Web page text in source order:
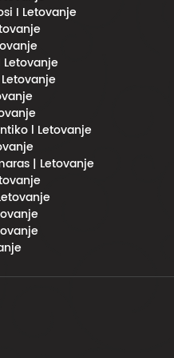
I Letovanje
l Letovanje
| Letovanje